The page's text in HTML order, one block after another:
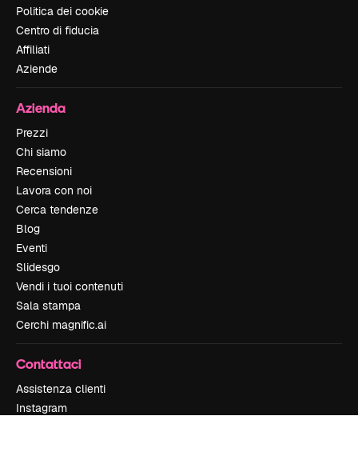
Politica dei cookie
Centro di fiducia
Affiliati
Aziende
Azienda
Prezzi
Chi siamo
Recensioni
Lavora con noi
Cerca tendenze
Blog
Eventi
Slidesgo
Vendi i tuoi contenuti
Sala stampa
Cerchi magnific.ai
Contattaci
Assistenza clienti
Instagram